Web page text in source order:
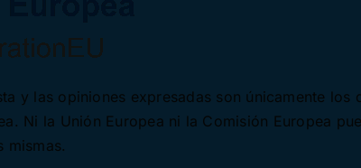
y las opiniones expresadas son únicamente los
Ni la Unión Europea ni la Comisión Europea
mismas.